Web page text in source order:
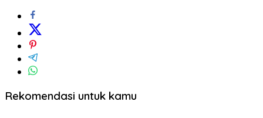
Rekomendasi untuk kamu